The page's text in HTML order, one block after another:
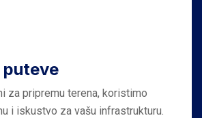
puteve
za pripremu terena, koristimo
i iskustvo za vašu infrastrukturu.